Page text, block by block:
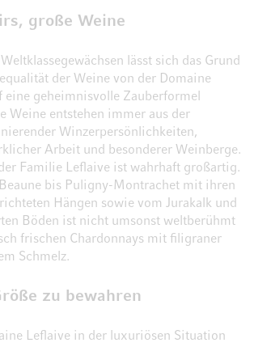
große Weine
lässt sich das Grund
der Weine von der Domaine
eine geheimnisvolle Zauberformel
Weine entstehen immer aus der
Winzerpersönlichkeiten,
Arbeit und besonderer Weinberge.
Familie Leflaive ist wahrhaft großartig.
bis Puligny-Montrachet mit ihren
Hängen sowie vom Jurakalk und
Böden ist nicht umsonst weltberühmt
frischen Chardonnays mit filigraner
Schmelz.
zu bewahren
Leflaive in der luxuriösen Situation